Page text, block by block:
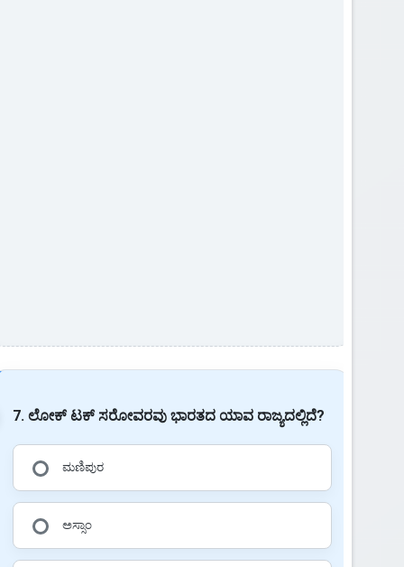
7. ಲೋಕ್ ಟಕ್ ಸರೋವರವು ಭಾರತದ ಯಾವ ರಾಜ್ಯದಲ್ಲಿದೆ?
ಮಣಿಪುರ
ಅಸ್ಸಾಂ